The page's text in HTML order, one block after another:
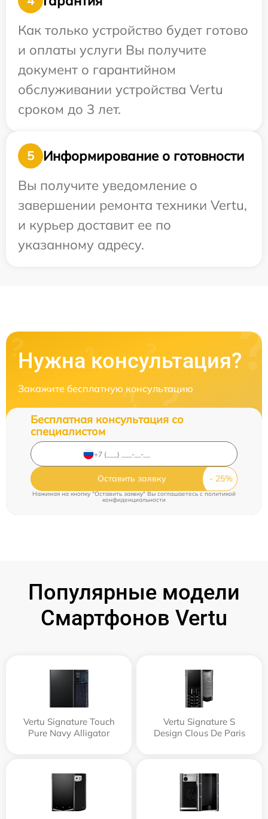
Как только устройство будет готово
и оплаты услуги Вы получите
документ о гарантийном
обслуживании устройства Vertu
сроком до 3 лет.
5
Информирование о готовности
Вы получите уведомление о
завершении ремонта техники Vertu,
и курьер доставит ее по
указанному адресу.
Нужна консультация?
Закажите бесплатную консультацию
Бесплатная консультация со
специалистом
Оставить заявку
Нажимая на кнопку "Оставить заявку" Вы соглашаетесь cполитикой
конфиденциальности
Популярные модели
Смартфонов Vertu
Vertu Signature Touch
Pure Navy Alligator
Vertu Signature S
Design Clous De Paris